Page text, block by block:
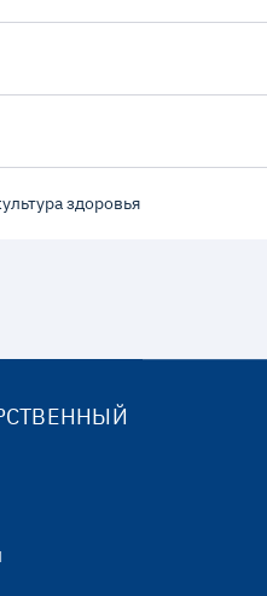
здоровья